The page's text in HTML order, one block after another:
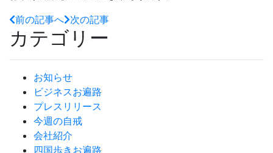
前の記事へ 次の記事
カテゴリー
お知らせ
ビジネスお遍路
プレスリリース
今週の自戒
会社紹介
四国歩きお遍路